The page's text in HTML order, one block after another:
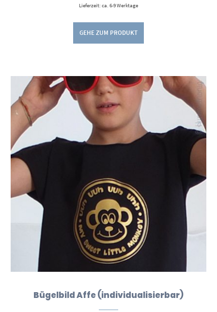
Lieferzeit: ca. 6-9 Werktage
GEHE ZUM PRODUKT
Bügelbild Affe (individualisierbar)